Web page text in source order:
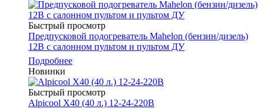
Быстрый просмотр
Предпусковой подогреватель Mahelon (бензин/дизель)
12В с салонном пультом и пультом ДУ
Подробнее
Новинки
Быстрый просмотр
Alpicool Х40 (40 л.) 12-24-220В